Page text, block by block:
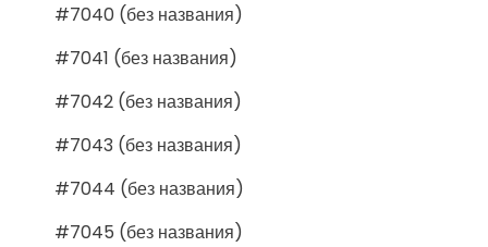
#7040 (без названия)
#7041 (без названия)
#7042 (без названия)
#7043 (без названия)
#7044 (без названия)
#7045 (без названия)